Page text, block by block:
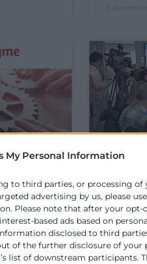
My Personal Information
to third parties, or processing of
advertising by us, please
Please note that after your opt-
based ads based on
disclosed to third
of the further disclosure of your
list of downstream participants.
la
a la
a
de